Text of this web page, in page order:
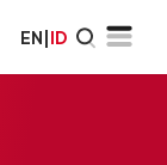
EN|ID